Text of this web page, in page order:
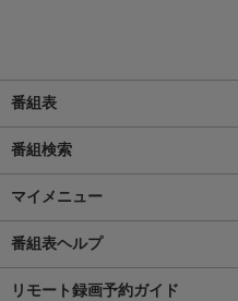
番組表
番組検索
マイメニュー
番組表ヘルプ
リモート録画予約ガイド